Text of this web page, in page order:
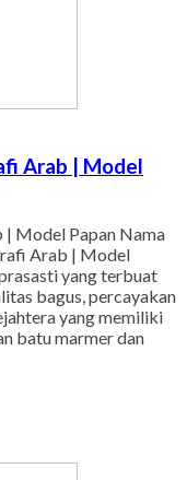
Arab | Model
| Model Papan Nama
Arab | Model
yang terbuat
bagus, percayakan
yang memiliki
batu marmer dan